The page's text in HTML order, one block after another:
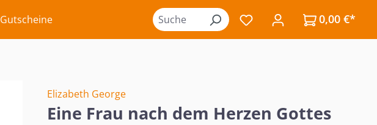
Gutscheine Du hast 0 Produkte auf
0,00 €*
Elizabeth George
Eine Frau nach dem Herzen Gottes